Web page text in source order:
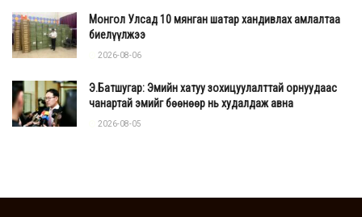
Монгол Улсад 10 мянган шатар хандивлах амлалтаа
биелүүлжээ
2026-08-06
Э.Батшугар: Эмийн хатуу зохицуулалттай орнуудаас
чанартай эмийг бөөнөөр нь худалдаж авна
2026-08-05